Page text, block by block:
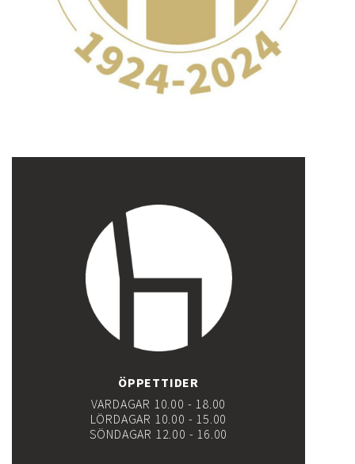
ÖPPETTIDER
VARDAGAR 10.00 - 18.00
LÖRDAGAR 10.00 - 15.00
SÖNDAGAR 12.00 - 16.00